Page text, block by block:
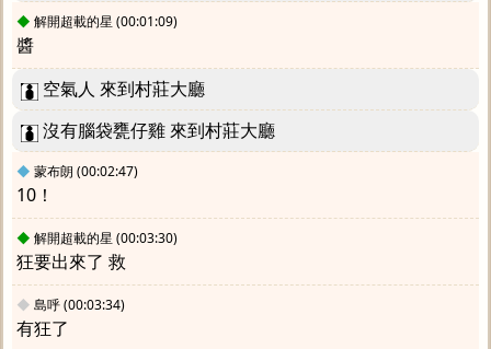
◆ 解開超載的星 (00:01:09)
醬
空氣人 來到村莊大廳
沒有腦袋甕仔雞 來到村莊大廳
◆ 蒙布朗 (00:02:47)
10！
◆ 解開超載的星 (00:03:30)
狂要出來了 救
◆ 島呼(00:03:34)
有狂了